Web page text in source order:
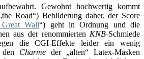
Gewohnt hochwertig kommt
Road“) Bebilderung daher, der Score
Wall“) geht in Ordnung und die
aus der renommierten KNB-Schmiede
die CGI-Effekte leider ein wenig
den Charme der „alten“ Latex-Masken